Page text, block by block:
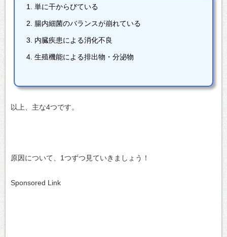
単に干からびている
腸内細菌のバランスが崩れている
内臓疾患による消化不良
生殖機能による排出物・分泌物
以上、主な4つです。
原因について、1つずつ見ていきましょう！
Sponsored Link